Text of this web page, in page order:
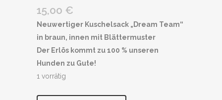
15,00 €
Neuwertiger Kuschelsack „Dream Team“
in braun, innen mit Blättermuster
Der Erlös kommt zu 100 % unseren
Hunden zu Gute!
1 vorrätig